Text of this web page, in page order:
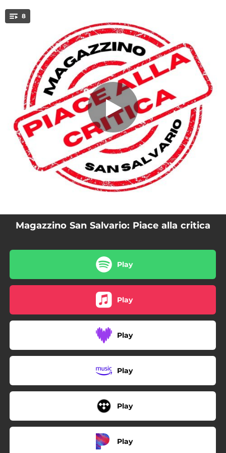
You're all set!
8 Piace alla critica
Piace alla critica
Ci vorrebbe un'App
Figlio
04:41
Cinquanta
03:49
L'ultima chiamata
04:07
Stare da cane
04:12
Funeral Party
Magazzino San Salvario: Piace alla critica
Play
Play
Play
Play
Play
Play